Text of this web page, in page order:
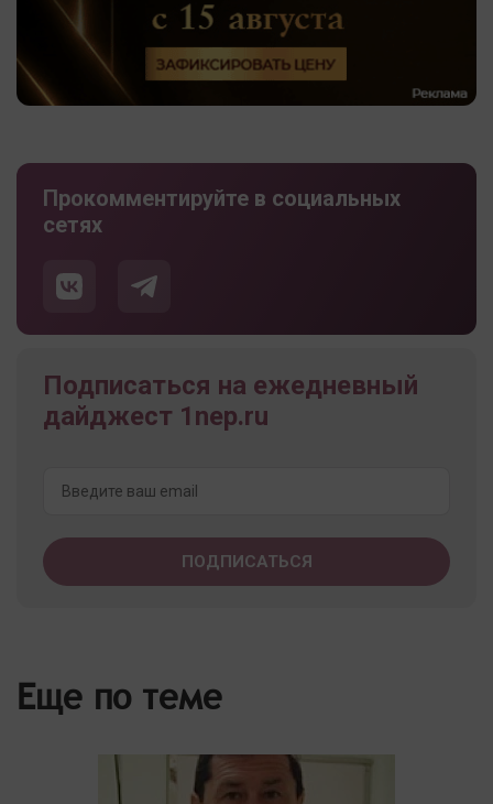
Прокомментируйте в социальных
сетях
Подписаться на ежедневный
дайджест 1nep.ru
Еще по теме